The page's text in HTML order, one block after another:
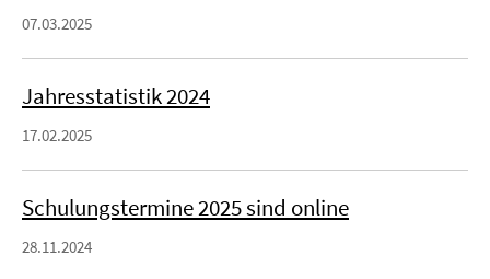
07.03.2025
Jahresstatistik 2024
17.02.2025
Schulungstermine 2025 sind online
28.11.2024